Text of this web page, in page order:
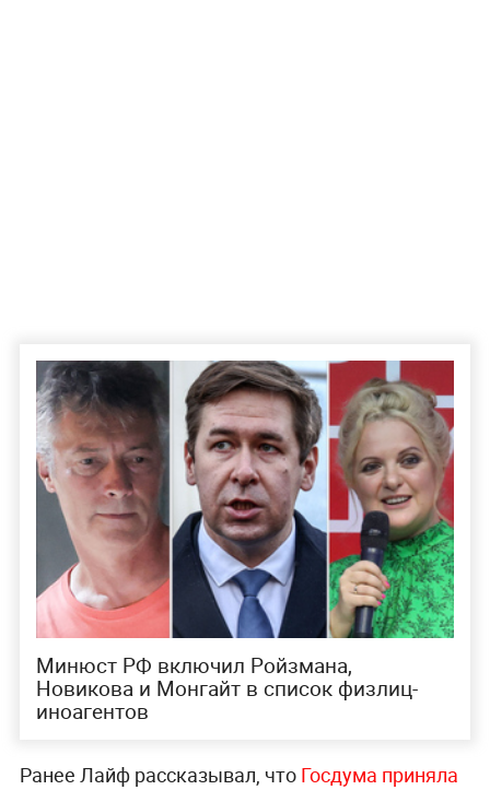
Минюст РФ включил Ройзмана,
Новикова и Монгайт в список физлиц-
иноагентов
Ранее Лайф рассказывал, что Госдума приняла